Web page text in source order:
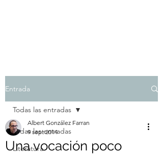
Entrada
Todas las entradas
Literatura
Todas las entradas
Una vocación poco
Albert González Farran
9 sept 2014